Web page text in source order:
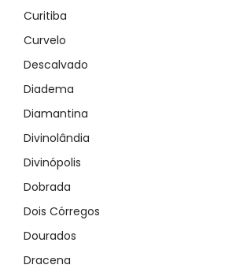
Curitiba
Curvelo
Descalvado
Diadema
Diamantina
Divinolândia
Divinópolis
Dobrada
Dois Córregos
Dourados
Dracena
Zapamti me